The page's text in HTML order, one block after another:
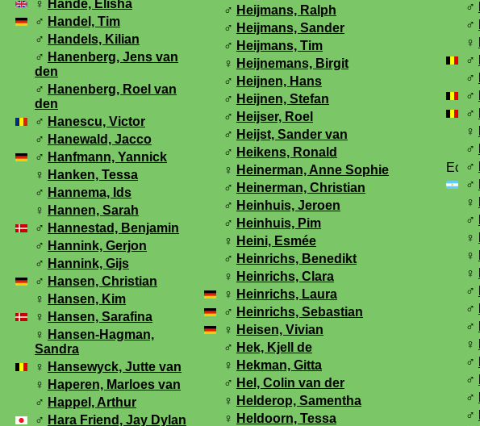
♀ Hande, Elisha
♂ Handel, Tim
♂ Handels, Kilian
♂ Hanenberg, Jens van
den
♂ Hanenberg, Roel van
den
♂ Hanescu, Victor
♂ Hanewald, Jacco
♂ Hanfmann, Yannick
♀ Hanken, Tessa
♂ Hannema, Ids
♀ Hannen, Sarah
♂ Hannestad, Benjamin
♂ Hannink, Gerjon
♂ Hannink, Gijs
♂ Hansen, Christian
♀ Hansen, Kim
♀ Hansen, Sarafina
♀ Hansen-Hagman,
Sandra
♀ Hansewyck, Jutte van
♀ Haperen, Marloes van
♂ Happel, Arthur
♂ Hara Friend, Jay Dylan
♂ Heijmans, Ralph
♂ Heijmans, Sander
♂ Heijmans, Tim
♀ Heijnemans, Birgit
♂ Heijnen, Hans
♂ Heijnen, Stefan
♂ Heijser, Roel
♂ Heijst, Sander van
♂ Heikens, Ronald
♀ Heinerman, Anne Sophie
♂ Heinerman, Christian
♂ Heinhuis, Jeroen
♂ Heinhuis, Pim
♀ Heini, Esmée
♂ Heinrichs, Benedikt
♀ Heinrichs, Clara
♀ Heinrichs, Laura
♂ Heinrichs, Sebastian
♀ Heisen, Vivian
♂ Hek, Kjell de
♀ Hekman, Gitta
♂ Hel, Colin van der
♀ Helderop, Samentha
♀ Heldoorn, Tessa
♂
♂
♀
♂
♂
♂
♂
♀
♂
♂
♂
♀
♂
♀
♀
♀
♂
♂
♂
♀
♂
♂
♂
♂